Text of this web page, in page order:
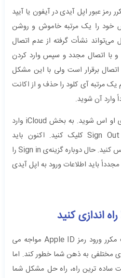
عبور اپل آیدی در آیفون یا آیپد
خود را یک مرتبه خاموش و روشن
نشأت گرفته از عدم اتصال
و با اتصال مجدد و سپس وارد کردن
برقرار است ولی با این مشکل
یک مرتبه آی کلود را حذف و از اکانت
آن شوید.
برای این کار وارد تنظیمات آی او اس شوید. به بخش iCloud وارد
شوید، سپس روی گزینه‌ی Sign Out کلیک کنید. اکنون باید
Delete from iPhone را لمس کنید. حال دوباره گزینه‌ی Sign in را
باید اطلاعات ورود به اپل آیدی
اندازی کنید
هنگامی که با پیام درخواست مکرر ورود رمز Apple ID مواجه می
به ذهن شما خطور کند. اما
ساده ترین راه، راه حل مشکل شما